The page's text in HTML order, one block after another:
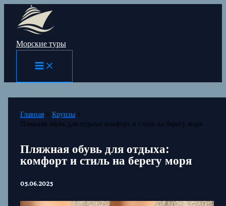
Перейти
содержимому
Морские туры
Главная
Круизы
Пляжная обувь для отдыха: комфорт и стиль на берегу моря
Пляжная обувь для отдыха:
комфорт и стиль на берегу моря
05.06.2025